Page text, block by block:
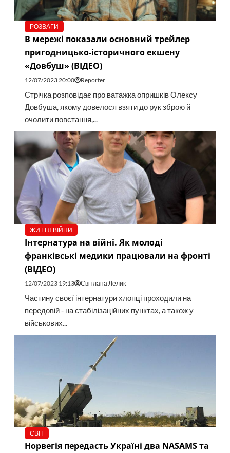
РОЗВАГИ
В мережі показали основний трейлер
пригодницько-історичного екшену
«Довбуш» (ВІДЕО)
12/07/2023 20:00 Reporter
Стрічка розповідає про ватажка опришків Олексу
Довбуша, якому довелося взяти до рук зброю й
очолити повстання,...
ЖИТТЯ ВІЙНИ
Інтернатура на війні. Як молоді
франківські медики працювали на фронті
(ВІДЕО)
12/07/2023 19:13 Світлана Лелик
Частину своєї інтернатури хлопці проходили на
передовій - на стабілізаційних пунктах, а також у
військових...
СВІТ
Норвегія передасть Україні два NASAMS та